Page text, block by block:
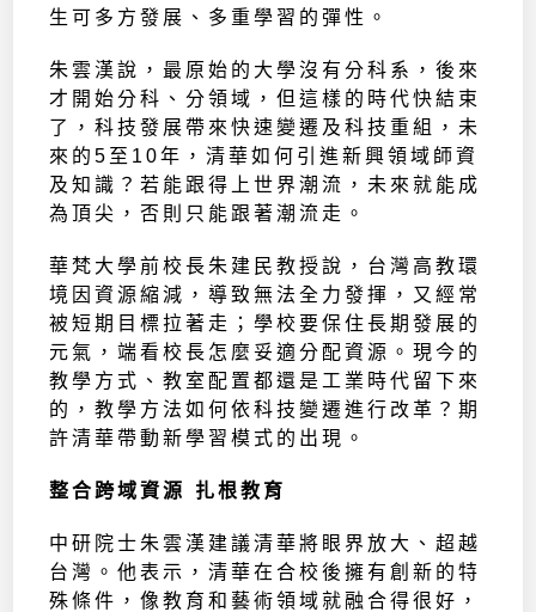
生可多方發展、多重學習的彈性。
朱雲漢說，最原始的大學沒有分科系，後來
才開始分科、分領域，但這樣的時代快結束
了，科技發展帶來快速變遷及科技重組，未
來的5至10年，清華如何引進新興領域師資
及知識？若能跟得上世界潮流，未來就能成
為頂尖，否則只能跟著潮流走。
華梵大學前校長朱建民教授說，台灣高教環
境因資源縮減，導致無法全力發揮，又經常
被短期目標拉著走；學校要保住長期發展的
元氣，端看校長怎麼妥適分配資源。現今的
教學方式、教室配置都還是工業時代留下來
的，教學方法如何依科技變遷進行改革？期
許清華帶動新學習模式的出現。
整合跨域資源 扎根教育
中研院士朱雲漢建議清華將眼界放大、超越
台灣。他表示，清華在合校後擁有創新的特
殊條件，像教育和藝術領域就融合得很好，